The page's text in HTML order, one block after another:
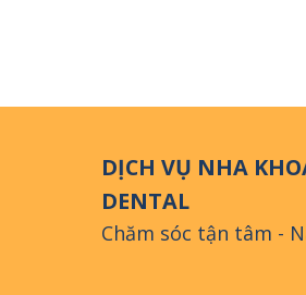
DỊCH VỤ NHA
DENTAL
Chăm sóc tận tâm -